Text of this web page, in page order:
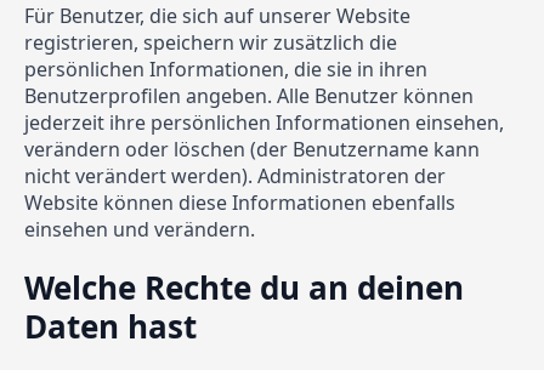
Für Benutzer, die sich auf unserer Website
registrieren, speichern wir zusätzlich die
persönlichen Informationen, die sie in ihren
Benutzerprofilen angeben. Alle Benutzer können
jederzeit ihre persönlichen Informationen einsehen,
verändern oder löschen (der Benutzername kann
nicht verändert werden). Administratoren der
Website können diese Informationen ebenfalls
einsehen und verändern.
Welche Rechte du an deinen
Daten hast